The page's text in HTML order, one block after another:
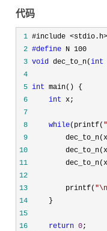
代码
1
2 #define
3 void dec_to_n(int
4
5 int
6
int
7
8
while(printf( "
9
10
11
12
13
         printf(
"\n
14
15
16
return 0